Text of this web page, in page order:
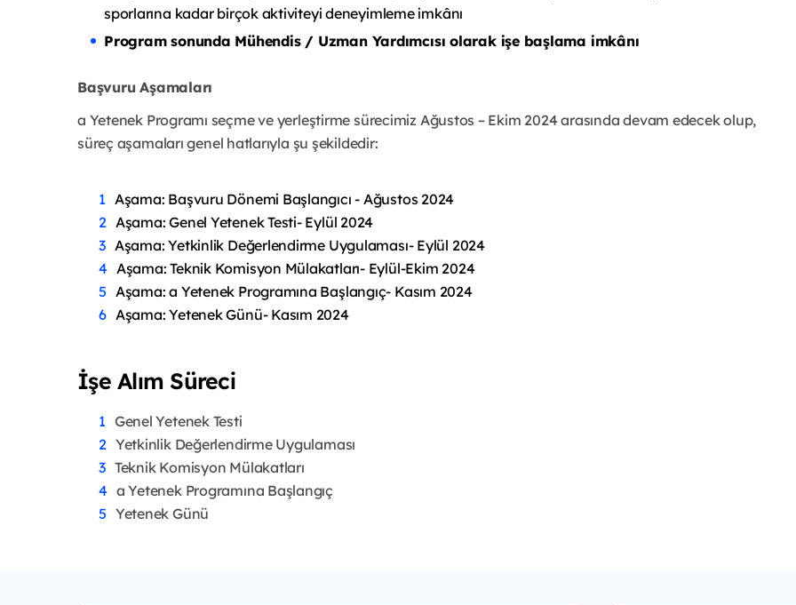
sporlarına kadar birçok aktiviteyi deneyimleme imkânı
Program sonunda Mühendis / Uzman Yardımcısı olarak işe başlama imkânı
Başvuru Aşamaları
a Yetenek Programı seçme ve yerleştirme sürecimiz Ağustos – Ekim 2024 arasında devam edecek olup,
süreç aşamaları genel hatlarıyla şu şekildedir:
Aşama: Başvuru Dönemi Başlangıcı - Ağustos 2024
Aşama: Genel Yetenek Testi- Eylül 2024
Aşama: Yetkinlik Değerlendirme Uygulaması- Eylül 2024
Aşama: Teknik Komisyon Mülakatları- Eylül-Ekim 2024
Aşama: a Yetenek Programına Başlangıç- Kasım 2024
Aşama: Yetenek Günü- Kasım 2024
İşe Alım Süreci
Genel Yetenek Testi
Yetkinlik Değerlendirme Uygulaması
Teknik Komisyon Mülakatları
a Yetenek Programına Başlangıç
Yetenek Günü